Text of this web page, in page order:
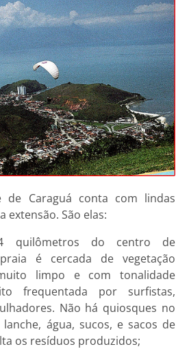
de Caraguá conta com lindas
extensão. São elas:
do centro de
é cercada de vegetação
limpo e com tonalidade
frequentada por surfistas,
Não há quiosques no
água, sucos, e sacos de
os resíduos produzidos;